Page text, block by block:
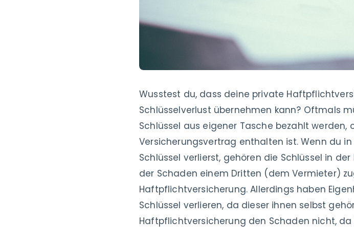
Wusstest du, dass deine private
Schlüsselverlust übernehmen kann? Oftmals
Schlüssel aus eigener Tasche bezahlt
Versicherungsvertrag enthalten ist. Wenn du
Schlüssel verlierst, gehören die Schlüssel in
der Schaden einem Dritten (dem Vermieter)
Haftpflichtversicherung. Allerdings haben
Schlüssel verlieren, da dieser ihnen selbst
Haftpflichtversicherung den Schaden nicht,